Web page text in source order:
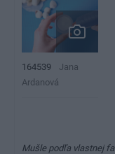
164539
Jana
Ardanová
Mušle podľa vlastnej